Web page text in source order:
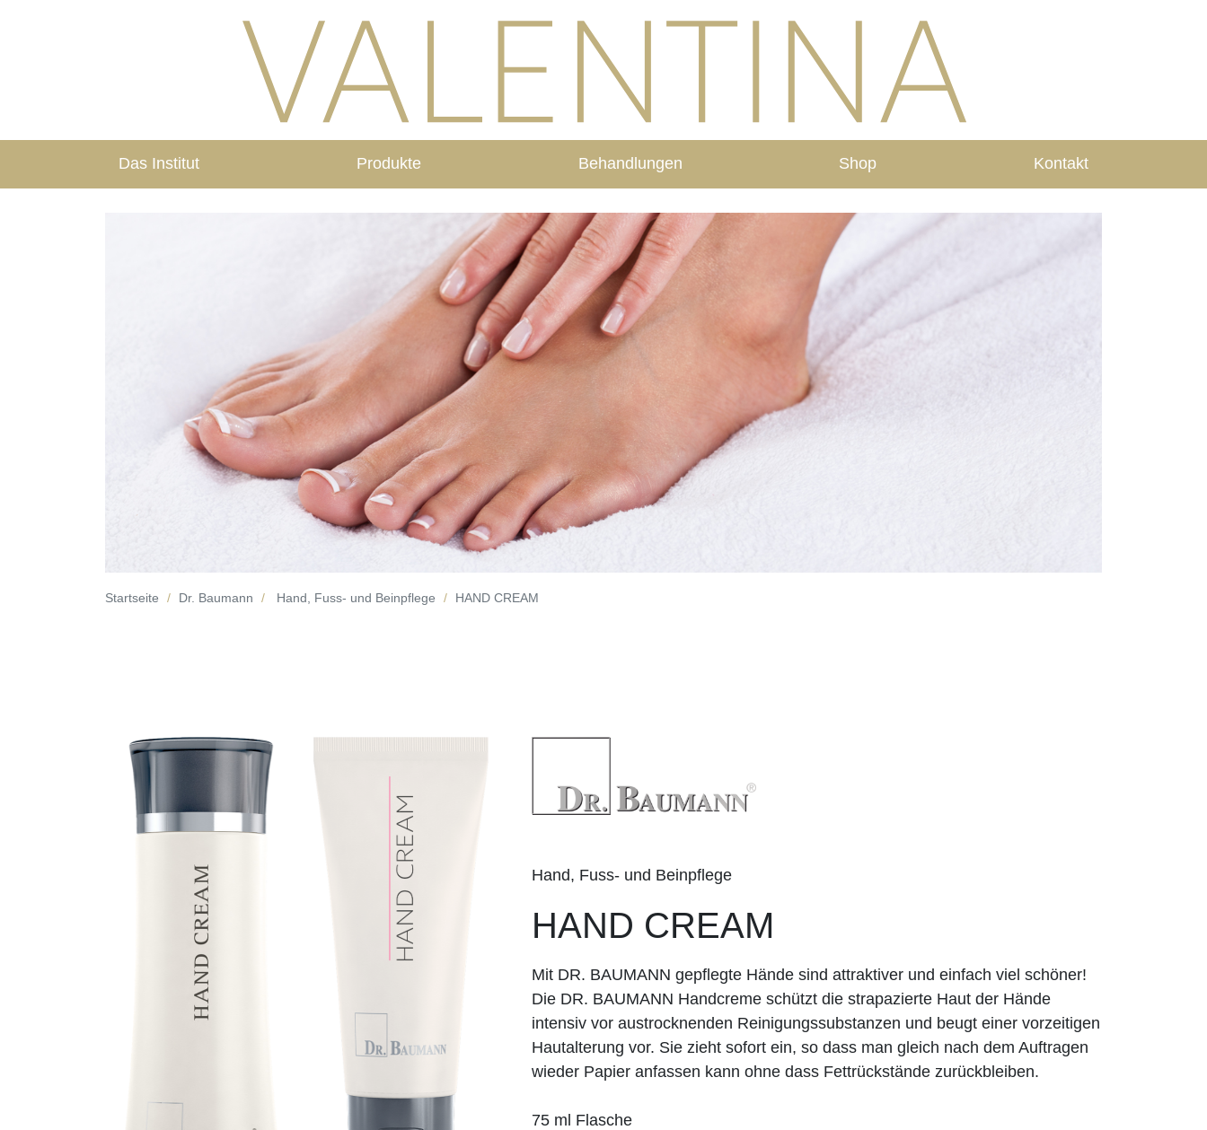
Das Institut Produkte Behandlungen Shop Kontakt
Startseite Dr. Baumann Hand, Fuss- und Beinpflege HAND CREAM
Hand, Fuss- und Beinpflege
HAND CREAM
Mit DR. BAUMANN gepflegte Hände sind attraktiver und einfach viel schöner!
Die DR. BAUMANN Handcreme schützt die strapazierte Haut der Hände
intensiv vor austrocknenden Reinigungssubstanzen und beugt einer vorzeitigen
Hautalterung vor. Sie zieht sofort ein, so dass man gleich nach dem Auftragen
wieder Papier anfassen kann ohne dass Fettrückstände zurückbleiben.
75 ml Flasche